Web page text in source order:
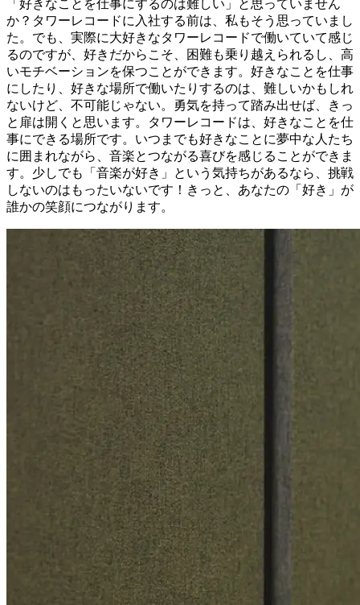
「好きなことを仕事にするのは難しい」と思っていません
か？タワーレコードに入社する前は、私もそう思っていまし
た。でも、実際に大好きなタワーレコードで働いていて感じ
るのですが、好きだからこそ、困難も乗り越えられるし、高
いモチベーションを保つことができます。好きなことを仕事
にしたり、好きな場所で働いたりするのは、難しいかもしれ
ないけど、不可能じゃない。勇気を持って踏み出せば、きっ
と扉は開くと思います。タワーレコードは、好きなことを仕
事にできる場所です。いつまでも好きなことに夢中な人たち
に囲まれながら、音楽とつながる喜びを感じることができま
す。少しでも「音楽が好き」という気持ちがあるなら、挑戦
しないのはもったいないです！きっと、あなたの「好き」が
誰かの笑顔につながります。